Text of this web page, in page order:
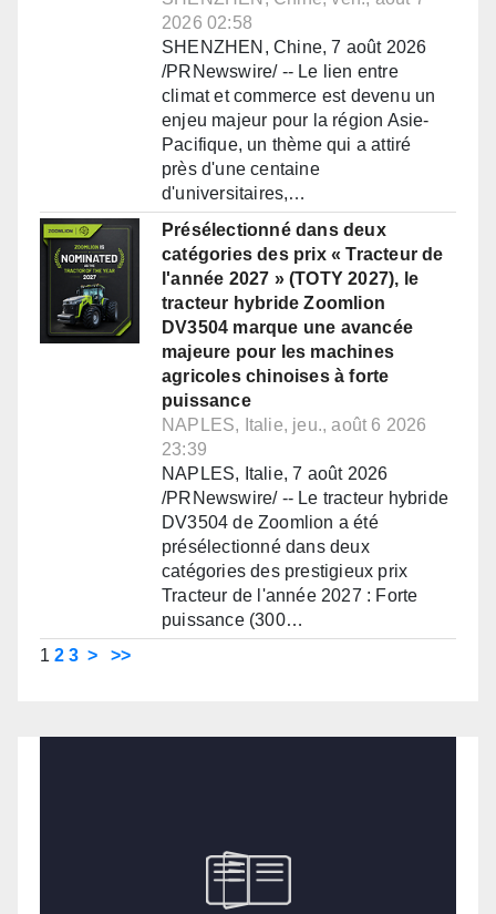
2026 02:58
SHENZHEN, Chine, 7 août 2026
/PRNewswire/ -- Le lien entre
climat et commerce est devenu un
enjeu majeur pour la région Asie-
Pacifique, un thème qui a attiré
près d'une centaine
d'universitaires,…
Présélectionné dans deux
catégories des prix « Tracteur de
l'année 2027 » (TOTY 2027), le
tracteur hybride Zoomlion
DV3504 marque une avancée
majeure pour les machines
agricoles chinoises à forte
puissance
NAPLES, Italie, jeu., août 6 2026
23:39
NAPLES, Italie, 7 août 2026
/PRNewswire/ -- Le tracteur hybride
DV3504 de Zoomlion a été
présélectionné dans deux
catégories des prestigieux prix
Tracteur de l'année 2027 : Forte
puissance (300…
1 2 3 > >>